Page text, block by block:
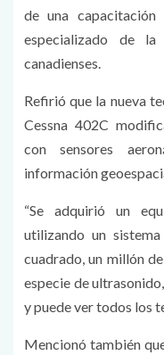
de una
especializado de
canadienses.
Refirió que la nueva
Cessna 402C
con sensores
información
“Se adquirió un
utilizando un
cuadrado, un millón
especie de
y puede ver todos los
Mencionó también